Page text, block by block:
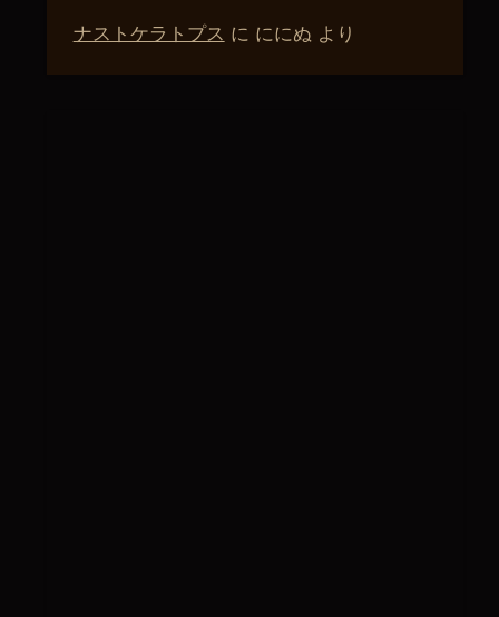
ナストケラトプス に ににぬ より